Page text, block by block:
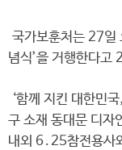
국가보훈처는 27일
념식’을 거행한다고
‘함께 지킨 대한민
구 소재 동대문 디자
내외 6․25참전용사